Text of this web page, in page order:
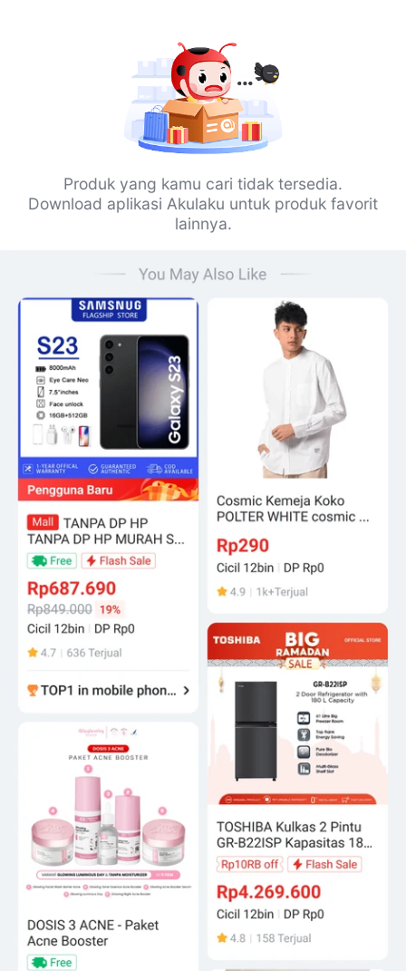
Produk yang kamu cari tidak tersedia.
Download aplikasi Akulaku untuk produk favorit
lainnya.